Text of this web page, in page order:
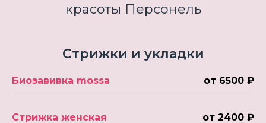
красоты Персонель
Стрижки и укладки
Биозавивка mossa от 6500 ₽
Стрижка женская от 2400 ₽